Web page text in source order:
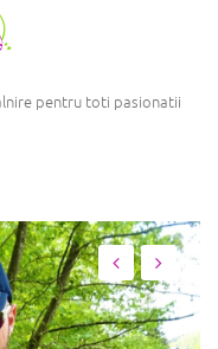
pentru toti pasionatii